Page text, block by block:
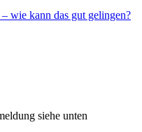
wie kann das gut gelingen?